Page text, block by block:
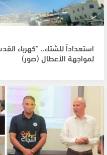
استعداداً للشتاء.. "كهرباء
لمواجهة الأعطال (صور)